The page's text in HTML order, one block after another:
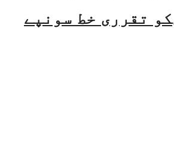
تقرری خط سونپے